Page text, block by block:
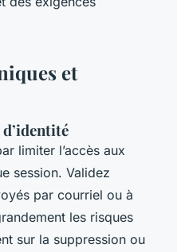
et
limiter l’accès aux
session. Validez
par courriel ou à
les risques
sur la suppression ou